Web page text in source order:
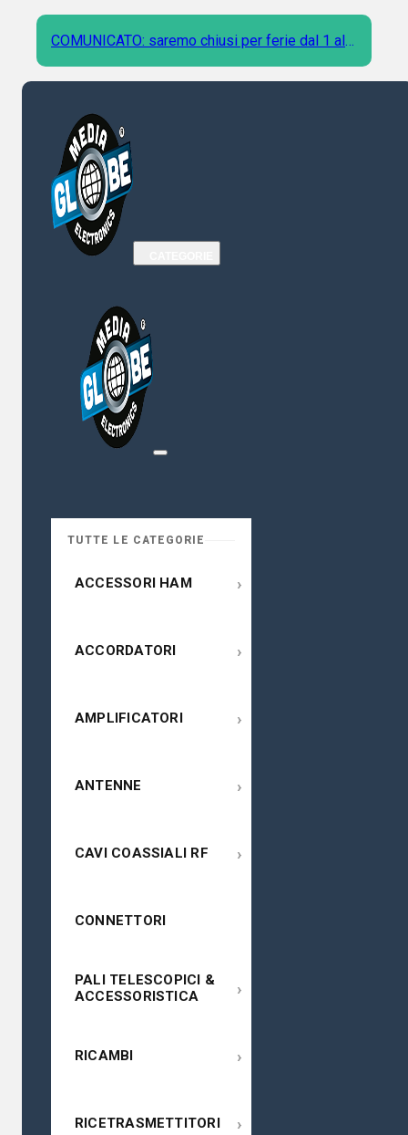
COMUNICATO: saremo chiusi per ferie dal 1 al 9
Agosto
TUTTE LE CATEGORIE
ACCESSORI HAM ›
ACCORDATORI ›
AMPLIFICATORI ›
ANTENNE ›
CAVI COASSIALI RF ›
CONNETTORI
PALI TELESCOPICI &
ACCESSORISTICA
›
RICAMBI ›
RICETRASMETTITORI ›